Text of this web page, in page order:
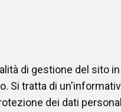
di gestione del sito
Si tratta di
dei dati